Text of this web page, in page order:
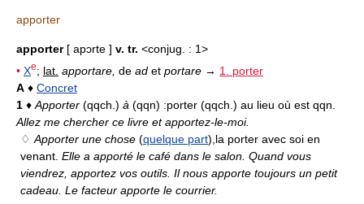
apporter
apporter[ apɔrte ] v. tr. <conjug. : 1>
• Xe; lat. apportare, de ad et portare → 1. porter
A ♦ Concret
1 ♦ Apporter (qqch.) à (qqn) :porter (qqch.) au lieu où est qqn.
Allez me chercher ce livre et apportez-le-moi.
♢ Apporter une chose (quelque part), la porter avec soi en
venant. Elle a apporté le café dans le salon. Quand vous
viendrez, apportez vos outils. Il nous apporte toujours un petit
cadeau. Le facteur apporte le courrier.